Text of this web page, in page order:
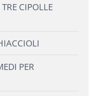
CIPOLLE
PER